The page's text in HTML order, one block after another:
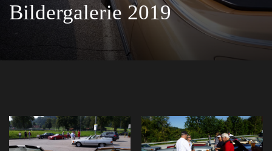
Bildergalerie 2019